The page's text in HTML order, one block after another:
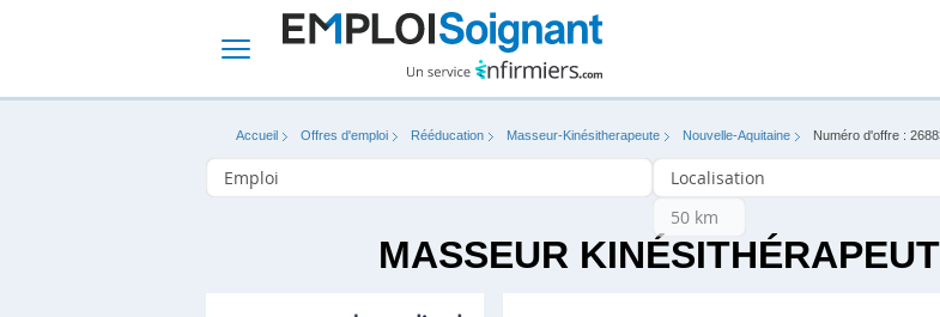
Accueil Offres d'emploi Rééducation Masseur-Kinésitherapeute Nouvelle-Aquitaine Numéro d'offre :
MASSEUR